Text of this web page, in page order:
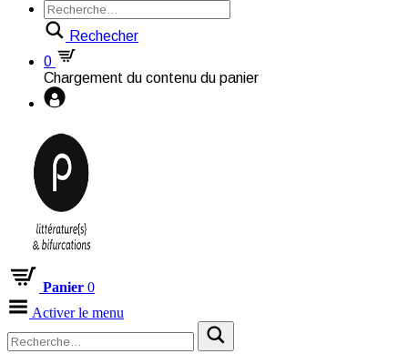
Rechecher
0
Chargement du contenu du panier
Panier 0
Activer le menu